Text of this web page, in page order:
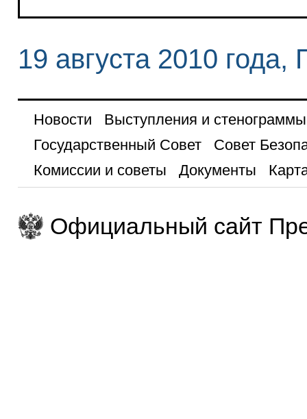
19 августа 2010 года,
Новости
Выступления и стенограммы
Государственный Совет
Совет
Комиссии и советы
Документы
Официальный сайт